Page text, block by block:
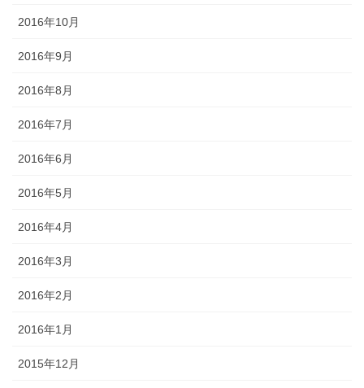
2016年10月
2016年9月
2016年8月
2016年7月
2016年6月
2016年5月
2016年4月
2016年3月
2016年2月
2016年1月
2015年12月